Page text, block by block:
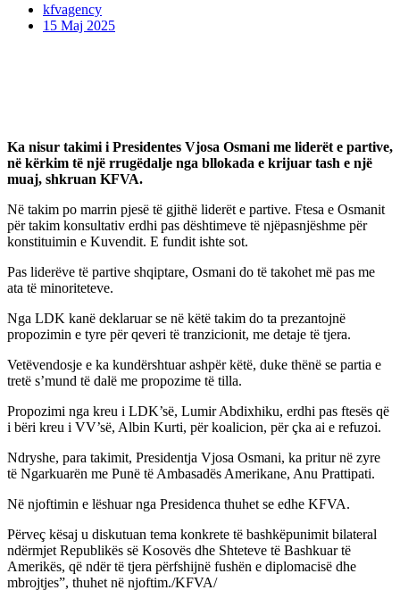
kfvagency
15 Maj 2025
Ka nisur takimi i Presidentes Vjosa Osmani me liderët e partive,
në kërkim të një rrugëdalje nga bllokada e krijuar tash e një
muaj, shkruan KFVA.
Në takim po marrin pjesë të gjithë liderët e partive. Ftesa e Osmanit
për takim konsultativ erdhi pas dështimeve të njëpasnjëshme për
konstituimin e Kuvendit. E fundit ishte sot.
Pas liderëve të partive shqiptare, Osmani do të takohet më pas me
ata të minoriteteve.
Nga LDK kanë deklaruar se në këtë takim do ta prezantojnë
propozimin e tyre për qeveri të tranzicionit, me detaje të tjera.
Vetëvendosje e ka kundërshtuar ashpër këtë, duke thënë se partia e
tretë s’mund të dalë me propozime të tilla.
Propozimi nga kreu i LDK’së, Lumir Abdixhiku, erdhi pas ftesës që
i bëri kreu i VV’së, Albin Kurti, për koalicion, për çka ai e refuzoi.
Ndryshe, para takimit, Presidentja Vjosa Osmani, ka pritur në zyre
të Ngarkuarën me Punë të Ambasadës Amerikane, Anu Prattipati.
Në njoftimin e lëshuar nga Presidenca thuhet se edhe KFVA.
Përveç kësaj u diskutuan tema konkrete të bashkëpunimit bilateral
ndërmjet Republikës së Kosovës dhe Shteteve të Bashkuar të
Amerikës, që ndër të tjera përfshijnë fushën e diplomacisë dhe
mbrojtjes”, thuhet në njoftim./KFVA/